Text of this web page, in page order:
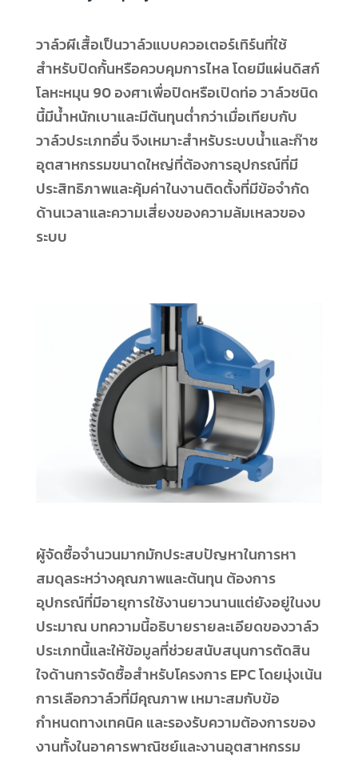
วาล์วผีเสื้อเป็นวาล์วแบบควอเตอร์เทิร์นที่ใช้
สำหรับปิดกั้นหรือควบคุมการไหล โดยมีแผ่นดิสก์
โลหะหมุน 90 องศาเพื่อปิดหรือเปิดท่อ วาล์วชนิด
นี้มีน้ำหนักเบาและมีต้นทุนต่ำกว่าเมื่อเทียบกับ
วาล์วประเภทอื่น จึงเหมาะสำหรับระบบน้ำและก๊าซ
อุตสาหกรรมขนาดใหญ่ที่ต้องการอุปกรณ์ที่มี
ประสิทธิภาพและคุ้มค่าในงานติดตั้งที่มีข้อจำกัด
ด้านเวลาและความเสี่ยงของความล้มเหลวของ
ระบบ
ผู้จัดซื้อจำนวนมากมักประสบปัญหาในการหา
สมดุลระหว่างคุณภาพและต้นทุน ต้องการ
อุปกรณ์ที่มีอายุการใช้งานยาวนานแต่ยังอยู่ในงบ
ประมาณ บทความนี้อธิบายรายละเอียดของวาล์ว
ประเภทนี้และให้ข้อมูลที่ช่วยสนับสนุนการตัดสิน
ใจด้านการจัดซื้อสำหรับโครงการ EPC โดยมุ่งเน้น
การเลือกวาล์วที่มีคุณภาพ เหมาะสมกับข้อ
กำหนดทางเทคนิค และรองรับความต้องการของ
งานทั้งในอาคารพาณิชย์และงานอุตสาหกรรม